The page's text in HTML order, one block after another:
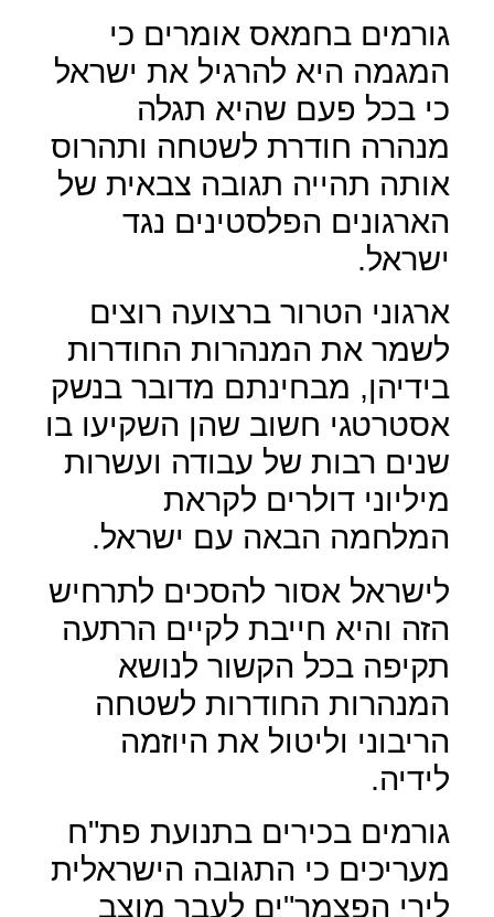
גורמים בחמאס אומרים כי
המגמה היא להרגיל את ישראל
כי בכל פעם שהיא תגלה
מנהרה חודרת לשטחה ותהרוס
אותה תהייה תגובה צבאית של
הארגונים הפלסטינים נגד
ישראל.
ארגוני הטרור ברצועה רוצים
לשמר את המנהרות החודרות
בידיהן, מבחינתם מדובר בנשק
אסטרטגי חשוב שהן השקיעו בו
שנים רבות של עבודה ועשרות
מיליוני דולרים לקראת
המלחמה הבאה עם ישראל.
לישראל אסור להסכים לתרחיש
הזה והיא חייבת לקיים הרתעה
תקיפה בכל הקשור לנושא
המנהרות החודרות לשטחה
הריבוני וליטול את היוזמה
לידיה.
גורמים בכירים בתנועת פת"ח
מעריכים כי התגובה הישראלית
לירי הפצמר"ים לעבר מוצב